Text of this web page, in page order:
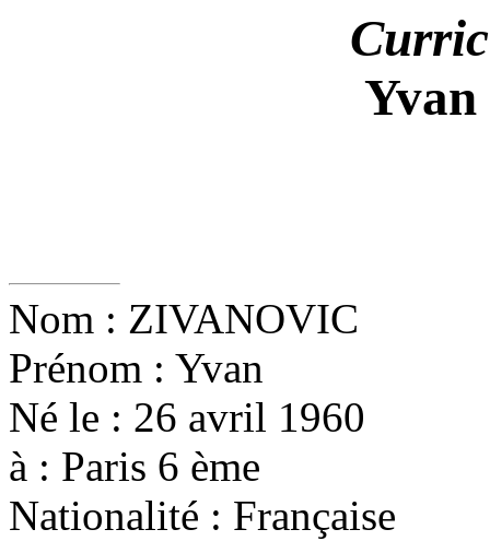
Nom : ZIVANOVIC
Prénom : Yvan
Né le : 26 avril 1960
à : Paris 6 ème
Nationalité : Française